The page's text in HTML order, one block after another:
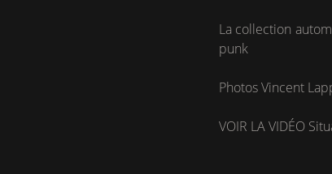
La collection
punk
Photos Vincent
VOIR LA VIDÉO